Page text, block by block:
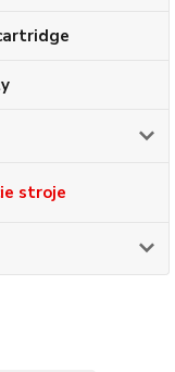
stroje